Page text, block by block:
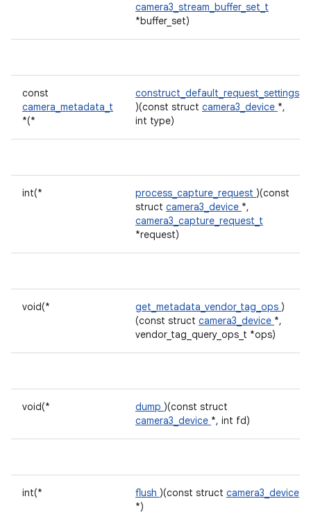
camera3_stream_buffer_set_t
*buffer_set)
const
camera_metadata_t
*(*
construct_default_request_settings
)(const struct camera3_device *,
int type)
int(* process_capture_request )(const
struct camera3_device *,
camera3_capture_request_t
*request)
void(* get_metadata_vendor_tag_ops )
(const struct camera3_device *,
vendor_tag_query_ops_t *ops)
void(* dump )(const struct
camera3_device *, int fd)
int(* flush )(const struct camera3_device
*)